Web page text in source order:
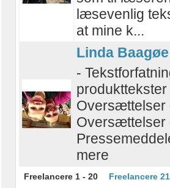
læsevenlig
at mine k...
Linda Baagøe
-
Oversættelser
Oversættelser
mere
Freelancere 1 - 20 Freelancere